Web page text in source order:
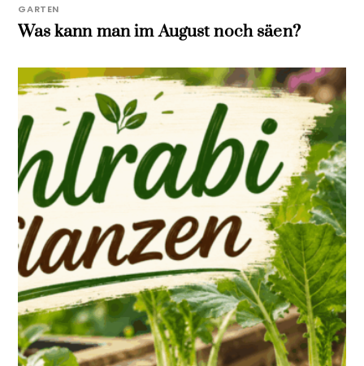
GARTEN
Was kann man im August noch säen?